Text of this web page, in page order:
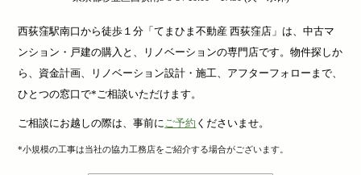
西荻窪駅南口から徒歩１分「てまひま不動産 西荻窪店」は、中古マ
ンション・戸建の購入と、リノベーションの専門店です。物件探しか
ら、資金計画、リノベーション設計・施工、アフターフォローまで、
ひとつの窓口で*ご相談いただけます。
ご相談にお越しの際は、事前にご予約 くださいませ。
*小規模の工事は当社の協力工務店をご紹介する場合がございます。